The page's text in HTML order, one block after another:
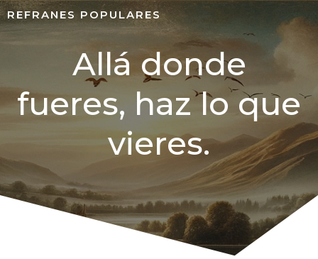
REFRANES POPULARES
Allá donde
fueres, haz lo que
vieres.